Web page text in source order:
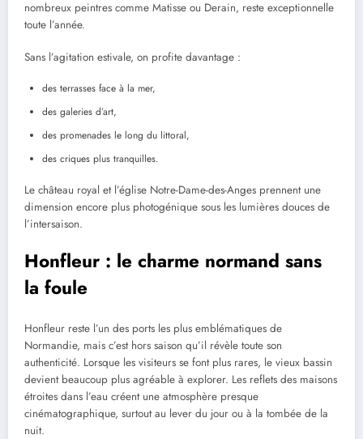
nombreux peintres comme Matisse ou Derain, reste exceptionnelle
toute l’année.
Sans l’agitation estivale, on profite davantage :
des terrasses face à la mer,
des galeries d’art,
des promenades le long du littoral,
des criques plus tranquilles.
Le château royal et l’église Notre-Dame-des-Anges prennent une
dimension encore plus photogénique sous les lumières douces de
l’intersaison.
Honfleur : le charme normand sans
la foule
Honfleur reste l’un des ports les plus emblématiques de
Normandie, mais c’est hors saison qu’il révèle toute son
authenticité. Lorsque les visiteurs se font plus rares, le vieux bassin
devient beaucoup plus agréable à explorer. Les reflets des maisons
étroites dans l’eau créent une atmosphère presque
cinématographique, surtout au lever du jour ou à la tombée de la
nuit.